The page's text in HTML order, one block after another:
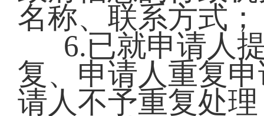
名称、联系方式；
6.已就申请人
复、申请人重复
请人不予重复处